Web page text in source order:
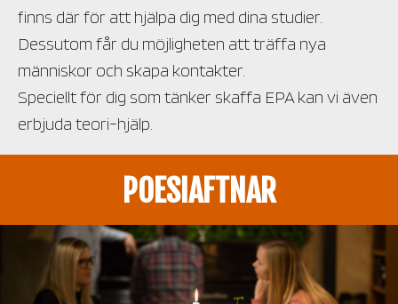
finns där för att hjälpa dig med dina studier.
Dessutom får du möjligheten att träffa nya
människor och skapa kontakter.
Speciellt för dig som tänker skaffa EPA kan vi även
erbjuda teori-hjälp.
POESIAFTNAR